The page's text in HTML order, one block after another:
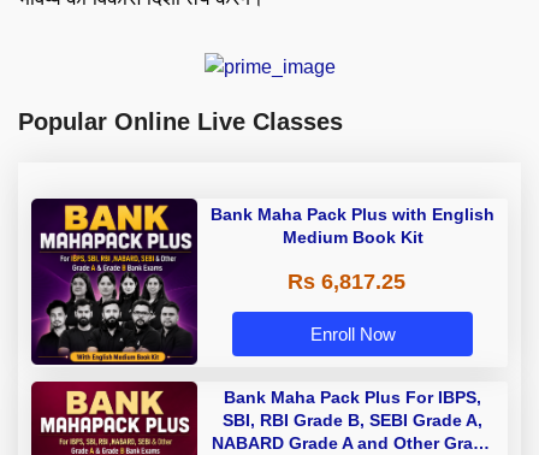
Popular Online Live Classes
Bank Maha Pack Plus with English
Medium Book Kit
Rs 6,817.25
Enroll Now
Bank Maha Pack Plus For IBPS,
SBI, RBI Grade B, SEBI Grade A,
NABARD Grade A and Other Grade